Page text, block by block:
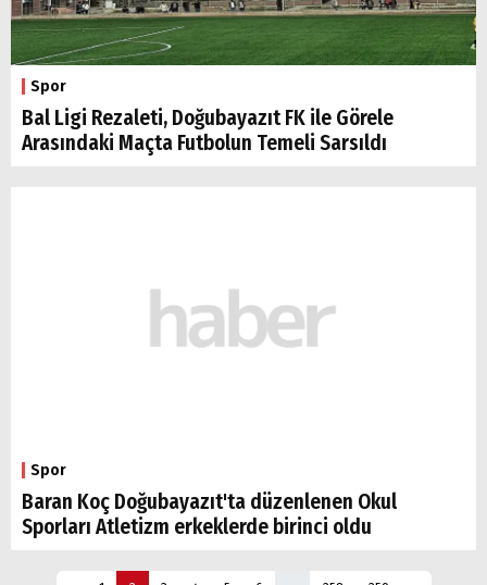
Spor
Bal Ligi Rezaleti, Doğubayazıt FK ile Görele
Arasındaki Maçta Futbolun Temeli Sarsıldı
Spor
Baran Koç Doğubayazıt'ta düzenlenen Okul
Sporları Atletizm erkeklerde birinci oldu